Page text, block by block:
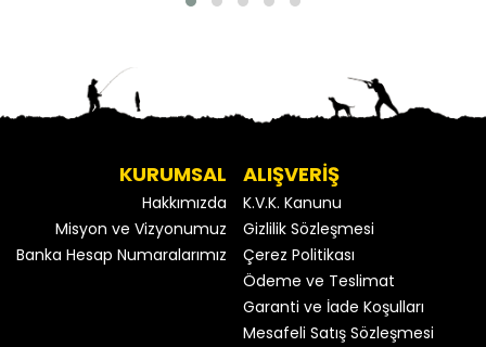
KURUMSAL
Hakkımızda
Misyon ve Vizyonumuz
Banka Hesap Numaralarımız
ALIŞVERİŞ
K.V.K. Kanunu
Gizlilik Sözleşmesi
Çerez Politikası
Ödeme ve Teslimat
Garanti ve İade Koşulları
Mesafeli Satış Sözleşmesi